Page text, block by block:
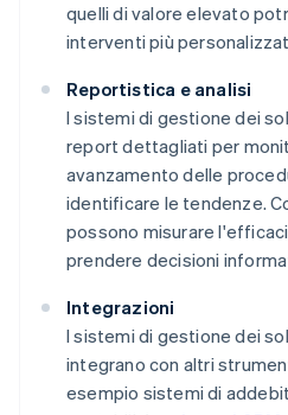
quelli di valore elevato
interventi più
Reportistica e analisi
I sistemi di gestione dei
report dettagliati per
avanzamento delle
identificare le tendenze.
possono misurare
prendere decisioni
Integrazioni
I sistemi di gestione dei
integrano con altri
esempio sistemi di